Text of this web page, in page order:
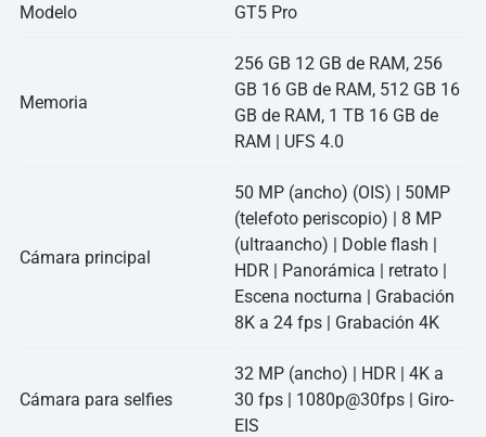
Modelo GT5 Pro
Memoria
256 GB 12 GB de RAM, 256
GB 16 GB de RAM, 512 GB 16
GB de RAM, 1 TB 16 GB de
RAM | UFS 4.0
Cámara principal
50 MP (ancho) (OIS) | 50MP
(telefoto periscopio) | 8 MP
(ultraancho) | Doble flash |
HDR | Panorámica | retrato |
Escena nocturna | Grabación
8K a 24 fps | Grabación 4K
Cámara para selfies
32 MP (ancho) | HDR | 4K a
30 fps | 1080p@30fps | Giro-
EIS